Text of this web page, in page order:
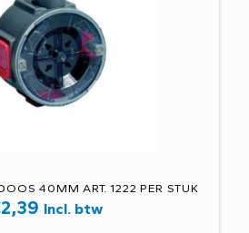
40MM ART. 1222 PER STUK
2,39 Incl. btw